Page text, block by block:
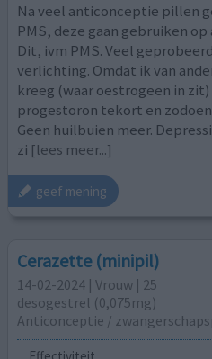
Na veel anticonceptie pillen
PMS, deze gaan gebruiken
Dit, ivm PMS. Veel
verlichting. Omdat ik van
kreeg (waar oestrogeen in
progestoron tekort en
Geen huilbuien meer.
zi [lees meer...]
geef mening
Cerazette (minipil)
14-02-2024 | Vrouw | 25
desogestrel (0,075mg)
Anticonceptie /